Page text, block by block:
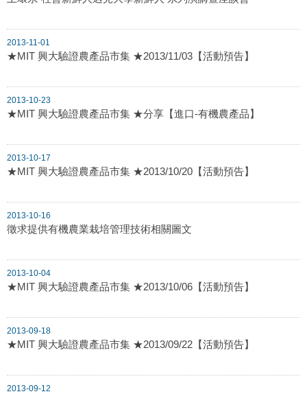
2013-11-01
★MIT 興大驗證農產品市集 ★2013/11/03【活動預告】
2013-10-23
★MIT 興大驗證農產品市集 ★分享【進口-有機農產品】
2013-10-17
★MIT 興大驗證農產品市集 ★2013/10/20【活動預告】
2013-10-16
徵求提供有機農業栽培管理技術相關圖文
2013-10-04
★MIT 興大驗證農產品市集 ★2013/10/06【活動預告】
2013-09-18
★MIT 興大驗證農產品市集 ★2013/09/22【活動預告】
2013-09-12